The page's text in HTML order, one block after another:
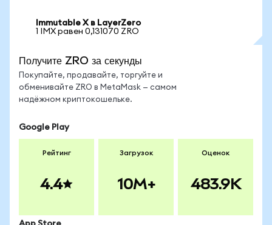
Immutable X в LayerZero
1 IMX равен 0,131070 ZRO
Получите ZRO за секунды
Покупайте, продавайте, торгуйте и
обменивайте ZRO в MetaMask — самом
надёжном криптокошельке.
Google Play
Рейтинг
4.4
Загрузок
10M+
Оценок
483.9K